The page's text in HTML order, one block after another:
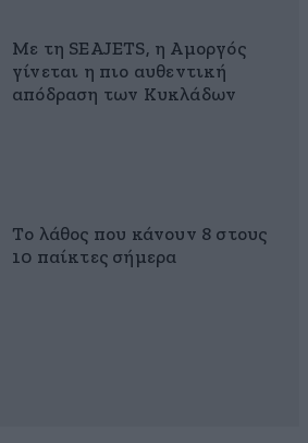
Με τη SEAJETS, η Αμοργός
γίνεται η πιο αυθεντική
απόδραση των Κυκλάδων
Το λάθος που κάνουν 8 στους
10 παίκτες σήμερα